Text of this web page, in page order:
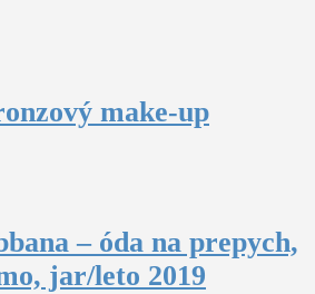
make-up
– óda na prepych,
jar/leto 2019